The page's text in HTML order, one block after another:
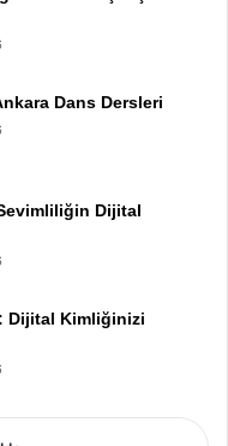
Dans Dersleri
Dijital
Dijital Kimliğinizi